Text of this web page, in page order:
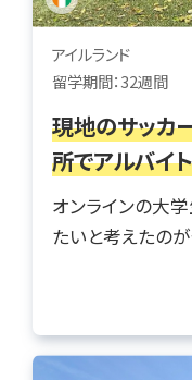
アイルランド
留学期間：32週間
現地のサッカ
所でアルバイト
オンラインの大
たいと考えたの